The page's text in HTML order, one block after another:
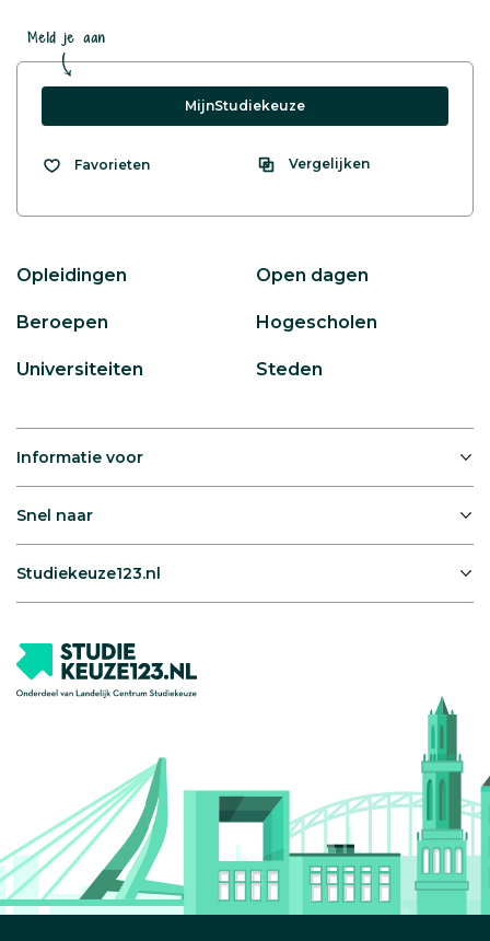
Meld je aan
MijnStudiekeuze
Favorieten Vergelijken
Opleidingen Open dagen
Beroepen Hogescholen
Universiteiten Steden
Informatie voor
Snel naar
Studiekeuze123.nl